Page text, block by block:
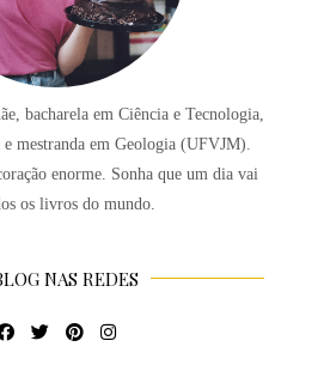
bacharela em Ciência e Tecnologia,
e mestranda em Geologia (UFVJM).
enorme. Sonha que um dia vai
os livros do mundo.
NAS REDES